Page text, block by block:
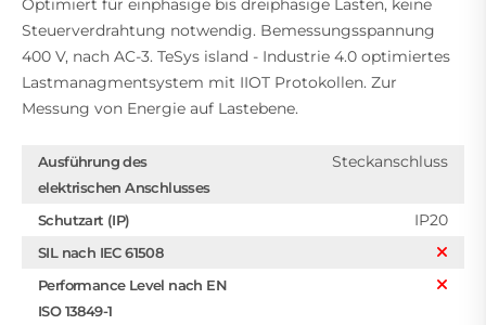
Optimiert für einphasige bis dreiphasige Lasten, keine
Steuerverdrahtung notwendig. Bemessungsspannung
400 V, nach AC-3. TeSys island - Industrie 4.0 optimiertes
Lastmanagmentsystem mit IIOT Protokollen. Zur
Messung von Energie auf Lastebene.
Ausführung des
elektrischen Anschlusses
Steckanschluss
Schutzart (IP) IP20
SIL nach IEC 61508
Performance Level nach EN
ISO 13849-1